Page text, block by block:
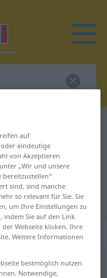
Verb
auf
eindeutige
von Akzeptieren
„Wir und unsere
bereitzustellen“
sind, sind manche
so relevant für Sie. Sie
um Ihre Einstellungen zu
Sie auf den Link
Webseite klicken. Ihre
Weitere Informationen
bestmöglich nutzen
Notwendige,